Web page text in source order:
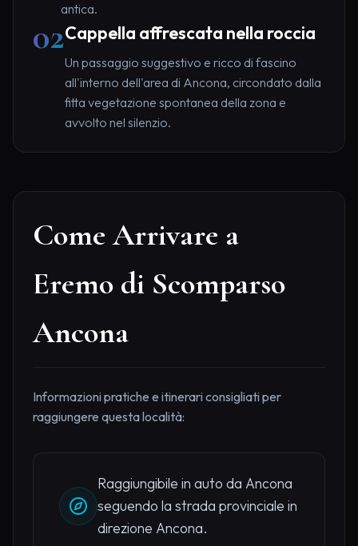
antica.
02Cappella affrescata nella roccia
Un passaggio suggestivo e ricco di fascino
all'interno dell'area di Ancona, circondato dalla
fitta vegetazione spontanea della zona e
avvolto nel silenzio.
Come Arrivare a
Eremo di Scomparso
Ancona
Informazioni pratiche e itinerari consigliati per
raggiungere questa località:
Raggiungibile in auto da Ancona
seguendo la strada provinciale in
direzione Ancona.